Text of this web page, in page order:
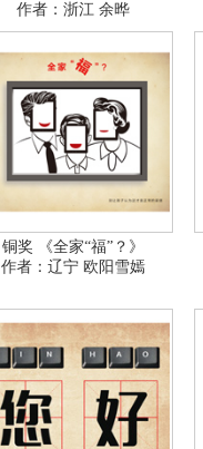
作者：浙江 余晔
铜奖 《全家“福”？》
作者：辽宁 欧阳雪嫣